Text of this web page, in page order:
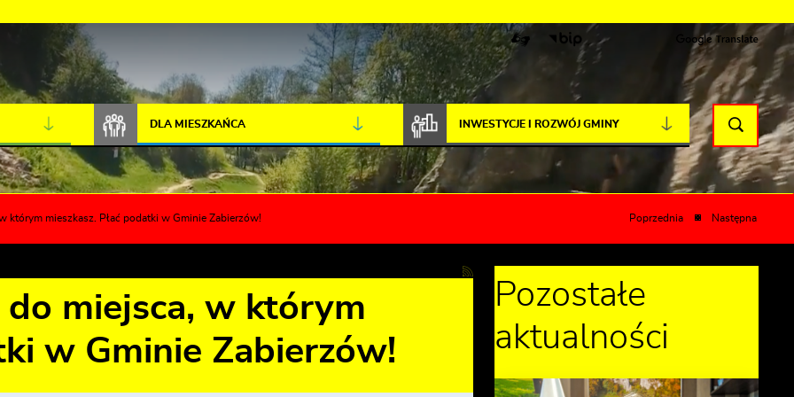
JAKOŚĆ POWIETRZA
DLA MIESZKAŃCA INWESTYCJE I ROZWÓJ GMINY
którym mieszkasz. Płać podatki w Gminie Zabierzów! Poprzednia Następna
miejsca, w którym
w Gminie Zabierzów!
Pozostałe
aktualności